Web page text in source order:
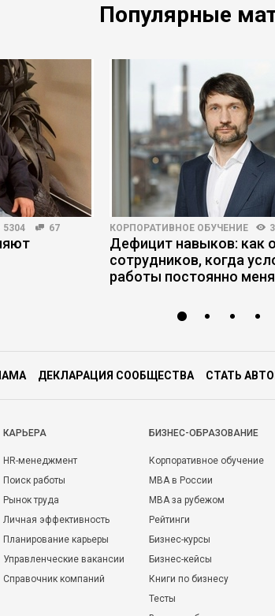
Популярные
5304 67 КОРПОРАТИВНОЕ ОБУЧЕНИЕ
Дефицит навыков: как
сотрудников, когда
работы постоянно
ДЕКЛАРАЦИЯ СООБЩЕСТВА СТАТЬ
КАРЬЕРА
HR-менеджмент
Поиск работы
Рынок труда
Личная эффективность
Планирование карьеры
Управленческие вакансии
Справочник компаний
БИЗНЕС-ОБРАЗОВАНИЕ
Корпоративное обучение
MBA в России
MBA за рубежом
Рейтинги
Бизнес-курсы
Бизнес-кейсы
Книги по бизнесу
Тесты